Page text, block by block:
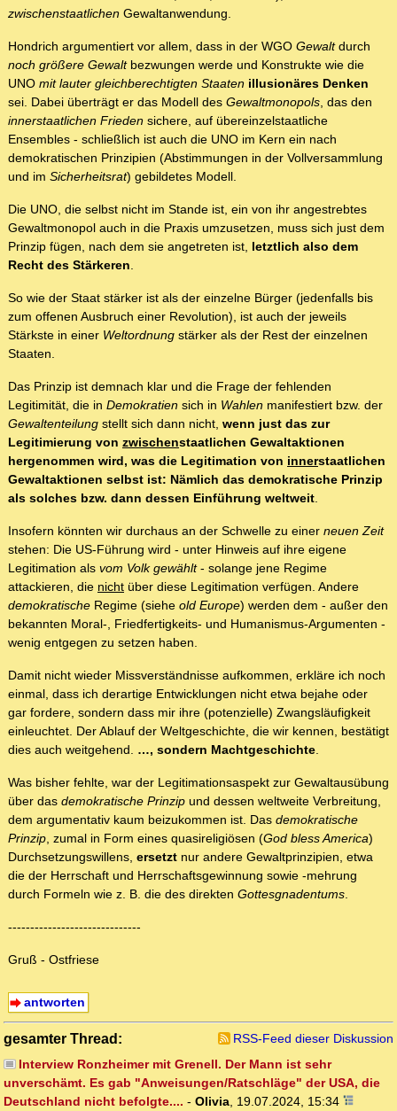
zwischenstaatlichen Gewaltanwendung.
Hondrich argumentiert vor allem, dass in der WGO Gewaltdurch
noch größere Gewaltbezwungen werde und Konstrukte wie die
UNO mit lauter gleichberechtigten Staaten illusionäres Denken
sei. Dabei überträgt er das Modell des Gewaltmonopols, das den
innerstaatlichen Frieden sichere, auf übereinzelstaatliche
Ensembles - schließlich ist auch die UNO im Kern ein nach
demokratischen Prinzipien (Abstimmungen in der Vollversammlung
und im Sicherheitsrat) gebildetes Modell.
Die UNO, die selbst nicht im Stande ist, ein von ihr angestrebtes
Gewaltmonopol auch in die Praxis umzusetzen, muss sich just dem
Prinzip fügen, nach dem sie angetreten ist, letztlich also dem
Recht des Stärkeren.
So wie der Staat stärker ist als der einzelne Bürger (jedenfalls bis
zum offenen Ausbruch einer Revolution), ist auch der jeweils
Stärkste in einer Weltordnung stärker als der Rest der einzelnen
Staaten.
Das Prinzip ist demnach klar und die Frage der fehlenden
Legitimität, die in Demokratien sich in Wahlen manifestiert bzw. der
Gewaltenteilung stellt sich dann nicht, wenn just das zur
Legitimierung von zwischenstaatlichen Gewaltaktionen
hergenommen wird, was die Legitimation von innerstaatlichen
Gewaltaktionen selbst ist: Nämlich das demokratische Prinzip
als solches bzw. dann dessen Einführung weltweit.
Insofern könnten wir durchaus an der Schwelle zu einer neuen Zeit
stehen: Die US-Führung wird - unter Hinweis auf ihre eigene
Legitimation als vom Volk gewählt- solange jene Regime
attackieren, die nicht über diese Legitimation verfügen. Andere
demokratische Regime (siehe old Europe) werden dem - außer den
bekannten Moral-, Friedfertigkeits- und Humanismus-Argumenten -
wenig entgegen zu setzen haben.
Damit nicht wieder Missverständnisse aufkommen, erkläre ich noch
einmal, dass ich derartige Entwicklungen nicht etwa bejahe oder
gar fordere, sondern dass mir ihre (potenzielle) Zwangsläufigkeit
einleuchtet. Der Ablauf der Weltgeschichte, die wir kennen, bestätigt
dies auch weitgehend. …, sondern Machtgeschichte.
Was bisher fehlte, war der Legitimationsaspekt zur Gewaltausübung
über das demokratische Prinzip und dessen weltweite Verbreitung,
dem argumentativ kaum beizukommen ist. Das demokratische
Prinzip, zumal in Form eines quasireligiösen (God bless America)
Durchsetzungswillens, ersetzt nur andere Gewaltprinzipien, etwa
die der Herrschaft und Herrschaftsgewinnung sowie -mehrung
durch Formeln wie z. B. die des direkten Gottesgnadentums.
------------------------------
Gruß - Ostfriese
antworten
gesamter Thread:
RSS-Feed dieser Diskussion
Interview Ronzheimer mit Grenell. Der Mann ist sehr
unverschämt. Es gab "Anweisungen/Ratschläge" der USA, die
Deutschland nicht befolgte.... - Olivia, 19.07.2024, 15:34